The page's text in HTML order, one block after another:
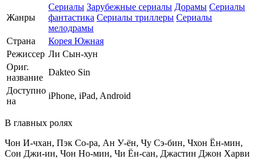
Жанры
Сериалы Зарубежные сериалы Дорамы Сериалы
фантастика Сериалы триллеры Сериалы
мелодрамы
Страна
Корея Южная
Режиссер Ли Сын-хун
Ориг.
название
Dakteo Sin
Доступно
на
iPhone, iPad, Android
В главных ролях
Чон И-чхан, Пэк Со-ра, Ан У-ён, Чу Сэ-бин, Чхон Ён-мин,
Сон Джи-ин, Чон Но-мин, Чи Ён-сан, Джастин Джон Харви